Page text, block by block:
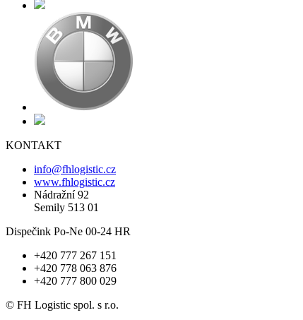
KONTAKT
info@fhlogistic.cz
www.fhlogistic.cz
Nádražní 92
Semily 513 01
Dispečink Po-Ne 00-24 HR
+420 777 267 151
+420 778 063 876
+420 777 800 029
© FH Logistic spol. s r.o.